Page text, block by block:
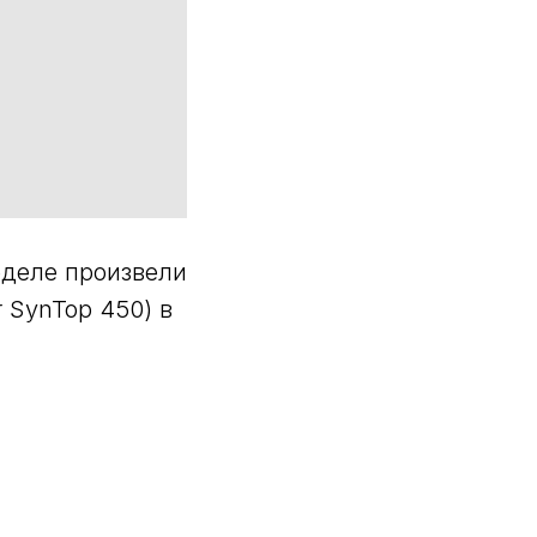
произвели
450) в